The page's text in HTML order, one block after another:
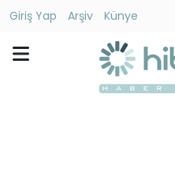
Giriş Yap Arşiv
Künye